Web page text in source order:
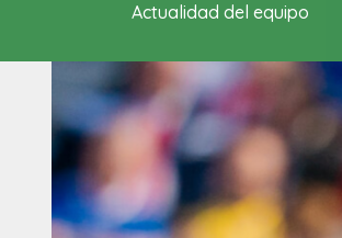
Actualidad del equipo